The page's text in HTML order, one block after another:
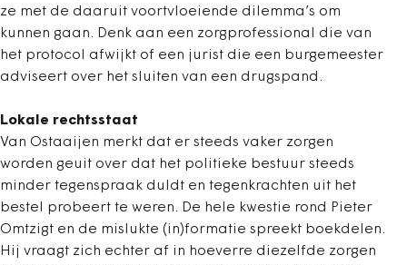
ze met de daaruit voortvloeiende dilemma’s om
kunnen gaan. Denk aan een zorgprofessional die van
het protocol afwijkt of een jurist die een burgemeester
adviseert over het sluiten van een drugspand.
Lokale rechtsstaat
Van Ostaaijen merkt dat er steeds vaker zorgen
worden geuit over dat het politieke bestuur steeds
minder tegenspraak duldt en tegenkrachten uit het
bestel probeert te weren. De hele kwestie rond Pieter
Omtzigt en de mislukte (in)formatie spreekt boekdelen.
Hij vraagt zich echter af in hoeverre diezelfde zorgen